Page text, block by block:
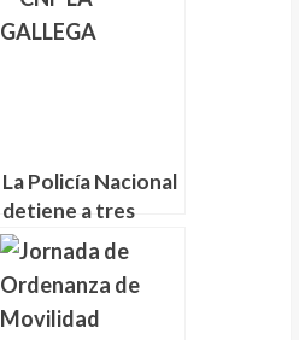
Raices, Chanajiga y
Lomo La Jara
La Policía Nacional
detiene a tres
personas e
interviene un
laboratorio casero
para cocinar crack